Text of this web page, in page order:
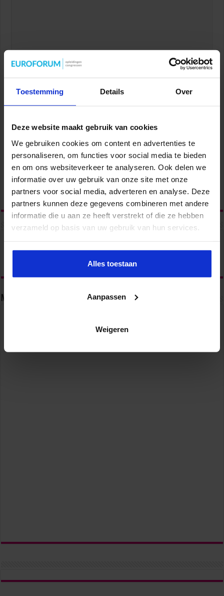
Toestemming Details Over
Deze website maakt gebruik van cookies
We gebruiken cookies om content en advertenties te
personaliseren, om functies voor social media te bieden
en om ons websiteverkeer te analyseren. Ook delen we
informatie over uw gebruik van onze site met onze
partners voor social media, adverteren en analyse. Deze
partners kunnen deze gegevens combineren met andere
informatie die u aan ze heeft verstrekt of die ze hebben
verzameld op basis van uw gebruik van hun services.
Alles toestaan
Aanpassen
Weigeren
#32 – Dominique Schreinemachers over de sleutel tot
succesvol samenwerken
februari 6, 2026
Naam *
Mijn naam, e-mail en site opslaan in deze browser voor de
volgende keer wanneer ik een reactie plaats.
Nieuwsbrief